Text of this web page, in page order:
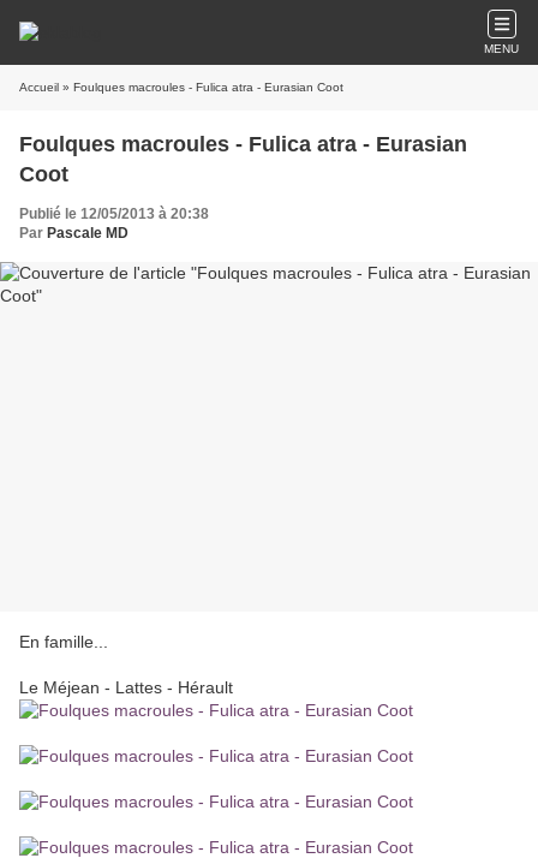
MENU
Accueil » Foulques macroules - Fulica atra - Eurasian Coot
Foulques macroules - Fulica atra - Eurasian
Coot
Publié le 12/05/2013 à 20:38
Par Pascale MD
En famille...
Le Méjean - Lattes - Hérault